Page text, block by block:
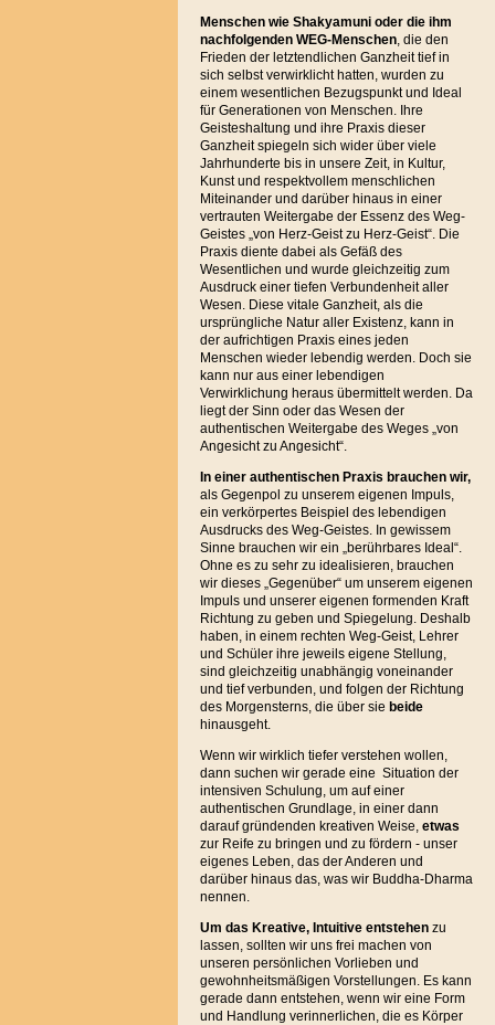
Menschen wie Shakyamuni oder die ihm
nachfolgenden WEG-Menschen, die den
Frieden der letztendlichen Ganzheit tief in
sich selbst verwirklicht hatten, wurden zu
einem wesentlichen Bezugspunkt und Ideal
für Generationen von Menschen. Ihre
Geisteshaltung und ihre Praxis dieser
Ganzheit spiegeln sich wider über viele
Jahrhunderte bis in unsere Zeit, in Kultur,
Kunst und respektvollem menschlichen
Miteinander und darüber hinaus in einer
vertrauten Weitergabe der Essenz des Weg-
Geistes „von Herz-Geist zu Herz-Geist“. Die
Praxis diente dabei als Gefäß des
Wesentlichen und wurde gleichzeitig zum
Ausdruck einer tiefen Verbundenheit aller
Wesen. Diese vitale Ganzheit, als die
ursprüngliche Natur aller Existenz, kann in
der aufrichtigen Praxis eines jeden
Menschen wieder lebendig werden. Doch sie
kann nur aus einer lebendigen
Verwirklichung heraus übermittelt werden. Da
liegt der Sinn oder das Wesen der
authentischen Weitergabe des Weges „von
Angesicht zu Angesicht“.
In einer authentischen Praxis brauchen wir,
als Gegenpol zu unserem eigenen Impuls,
ein verkörpertes Beispiel des lebendigen
Ausdrucks des Weg-Geistes. In gewissem
Sinne brauchen wir ein „berührbares Ideal“.
Ohne es zu sehr zu idealisieren, brauchen
wir dieses „Gegenüber“ um unserem eigenen
Impuls und unserer eigenen formenden Kraft
Richtung zu geben und Spiegelung. Deshalb
haben, in einem rechten Weg-Geist, Lehrer
und Schüler ihre jeweils eigene Stellung,
sind gleichzeitig unabhängig voneinander
und tief verbunden, und folgen der Richtung
des Morgensterns, die über sie beide
hinausgeht.
Wenn wir wirklich tiefer verstehen wollen,
dann suchen wir gerade eine Situation der
intensiven Schulung, um auf einer
authentischen Grundlage, in einer dann
darauf gründenden kreativen Weise, etwas
zur Reife zu bringen und zu fördern - unser
eigenes Leben, das der Anderen und
darüber hinaus das, was wir Buddha-Dharma
nennen.
Um das Kreative, Intuitive entstehenzu
lassen, sollten wir uns frei machen von
unseren persönlichen Vorlieben und
gewohnheitsmäßigen Vorstellungen. Es kann
gerade dann entstehen, wenn wir eine Form
und Handlung verinnerlichen, die es Körper